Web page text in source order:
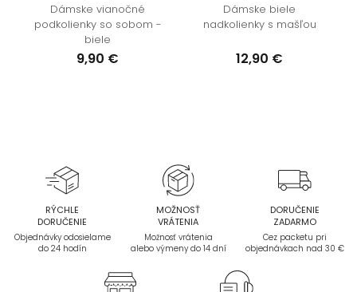
Dámske vianočné
podkolienky so sobom -
biele
9,90 €
Dámske biele
nadkolienky s mašľou
12,90 €
RÝCHLE
DORUČENIE
Objednávky odosielame
do 24 hodín
MOŽNOSŤ
VRÁTENIA
Možnosť vrátenia
alebo výmeny do 14 dní
DORUČENIE
ZADARMO
Cez packetu pri
objednávkach nad 30 €